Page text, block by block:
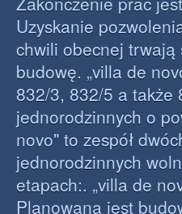
Uzyskanie
chwili obecnej
budowę. „villa de
832/3, 832/5 a także
jednorodzinnych o
novo" to zespół
jednorodzinnych
etapach:. „villa de
Planowana jest